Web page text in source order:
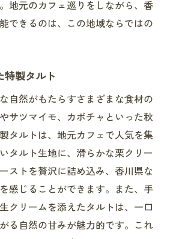
地元のカフェ巡りをしながら、香
できるのは、この地域ならではの
特製タルト
自然がもたらすさまざまな食材の
サツマイモ、カボチャといった秋
タルトは、地元カフェで人気を集
タルト生地に、滑らかな栗クリー
ストを贅沢に詰め込み、香川県な
感じることができます。また、手
クリームを添えたタルトは、一口
る自然の甘みが魅力的です。これ